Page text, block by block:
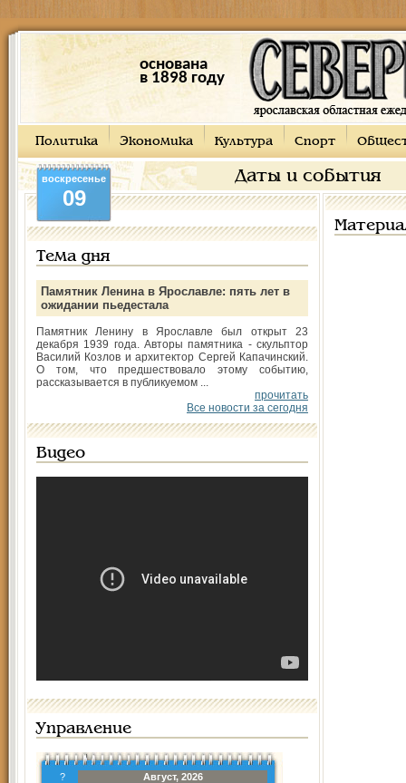
основана
в 1898 году
Политика Экономика Культура Спорт
Даты и события
воскресенье
09
Тема дня
Памятник Ленина в Ярославле: пять лет в
ожидании пьедестала
Памятник Ленину в Ярославле был открыт 23
декабря 1939 года. Авторы памятника - скульптор
Василий Козлов и архитектор Сергей Капачинский.
О том, что предшествовало этому событию,
рассказывается в публикуемом ...
прочитать
Все новости за сегодня
Видео
Управление
?
Август, 2026